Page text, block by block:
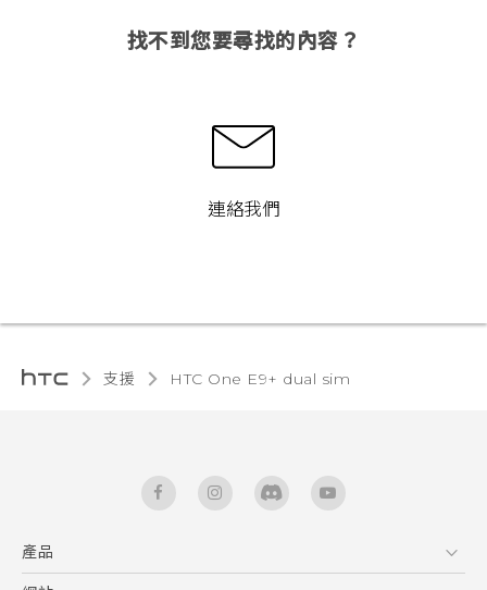
找不到您要尋找的內容？
連絡我們
支援 HTC One E9+ dual sim‎
產品